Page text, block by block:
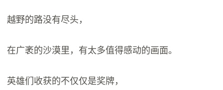
越野的路没有尽头，
在广袤的沙漠里，有太多值得感动的画面。
英雄们收获的不仅仅是奖牌，